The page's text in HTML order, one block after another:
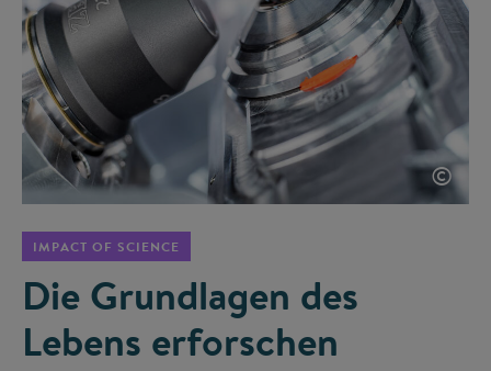
©
IMPACT OF SCIENCE
Die Grundlagen des
Lebens erforschen